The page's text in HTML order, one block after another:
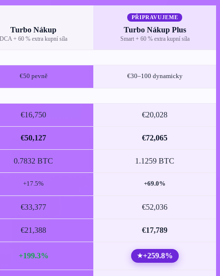
Turbo Nákup
DCA + 60 % extra kupní síla
PŘIPRAVUJEME
Turbo Nákup Plus
Smart + 60 % extra kupní síla
€50 pevně €30–100 dynamicky
€16,750 €20,028
€50,127 €72,065
0.7832 BTC 1.1259 BTC
+17.5% +69.0%
€33,377 €52,036
€21,388 €17,789
+199.3% ★+259.8%